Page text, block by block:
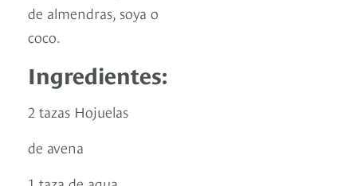
de almendras, soya o
coco.
Ingredientes:
2 tazas Hojuelas
de avena